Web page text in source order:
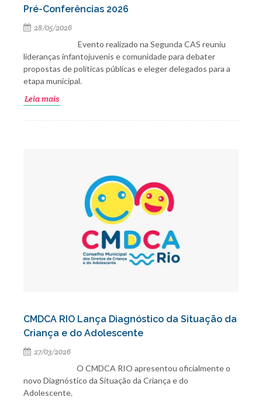
Pré-Conferências 2026
28/05/2026
Evento realizado na Segunda CAS reuniu
lideranças infantojuvenis e comunidade para debater
propostas de políticas públicas e eleger delegados para a
etapa municipal.
Leia mais
CMDCA RIO Lança Diagnóstico da Situação da
Criança e do Adolescente
27/03/2026
O CMDCA RIO apresentou oficialmente o
novo Diagnóstico da Situação da Criança e do
Adolescente.